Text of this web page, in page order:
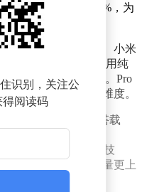
形缓存容量提升50%，为
布，共推出小米17、小米
外观设计上，全系采用纯
视觉效果更加沉浸。Pro
拓展了手机交互的维度。
米17 Pro系列首发搭载
器，动态范围达到
合光学镀膜大满贯技
常见问题，成像质量更上
识别，关注公
得阅读码